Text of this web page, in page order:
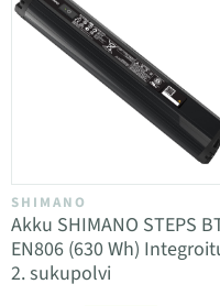
SHIMANO
Akku SHIMANO STEPS
EN806 (630 Wh)
2. sukupolvi